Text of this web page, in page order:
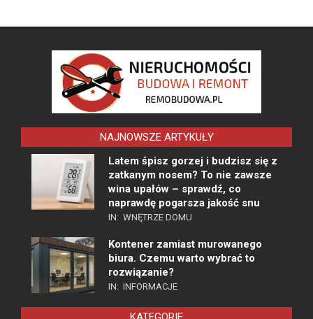
NAJNOWSZE ARTYKUŁY
Latem śpisz gorzej i budzisz się z
zatkanym nosem? To nie zawsze
wina upałów – sprawdź, co
naprawdę pogarsza jakość snu
IN: WNĘTRZE DOMU
Kontener zamiast murowanego
biura. Czemu warto wybrać to
rozwiązanie?
IN: INFORMACJE